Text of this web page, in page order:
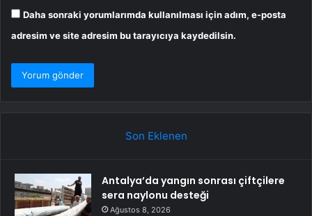
Daha sonraki yorumlarımda kullanılması için adım, e-posta
adresim ve site adresim bu tarayıcıya kaydedilsin.
Son Eklenen
Antalya’da yangın sonrası çiftçilere
sera naylonu desteği
Ağustos 8, 2026